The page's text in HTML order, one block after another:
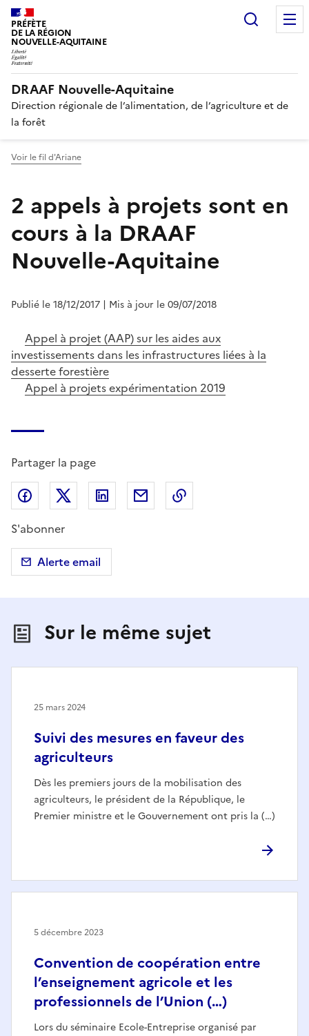
PRÉFÈTE
DE LA RÉGION
NOUVELLE-AQUITAINE
DRAAF Nouvelle-Aquitaine
Direction régionale de l’alimentation, de l’agriculture et de
la forêt
Voir le fil d'Ariane
2 appels à projets sont en
cours à la DRAAF
Nouvelle-Aquitaine
Publié le 18/12/2017 | Mis à jour le 09/07/2018
Appel à projet (AAP) sur les aides aux
investissements dans les infrastructures liées à la
desserte forestière
Appel à projets expérimentation 2019
Partager la page
Partager sur Facebook
Partager sur X (anciennement Twitter)
Partager sur LinkedIn
Partager par email
S'abonner
Alerte email
Sur le même sujet
Suivi des mesures en faveur des
agriculteurs
Dès les premiers jours de la mobilisation des
agriculteurs, le président de la République, le
Premier ministre et le Gouvernement ont pris la (…)
25 mars 2024
Convention de coopération entre
l’enseignement agricole et les
professionnels de l’Union (…)
Lors du séminaire Ecole-Entreprise organisé par
5 décembre 2023